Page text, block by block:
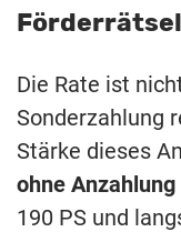
Förderrätsel
Die Rate ist
Sonderzahlung
Stärke dieses
ohne Anzahlung
190 PS und